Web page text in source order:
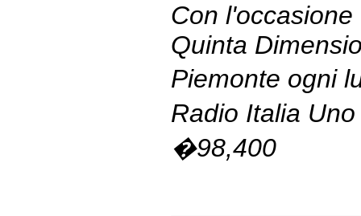
Con
Quinta
Piemonte ogni
Radio Italia
�98,400